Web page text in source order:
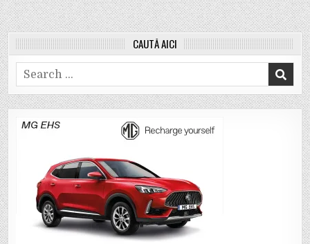
CAUTĂ AICI
Search
for: